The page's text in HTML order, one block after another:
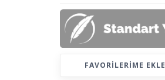
FAVORILERIME EKLE